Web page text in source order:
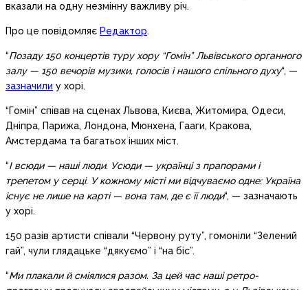
вказали на одну незмінну важливу річ.
Про це повідомляє Редактор.
“Позаду 150 концертів туру хору “Гомін” Львівського органного
залу — 150 вечорів музики, голосів і нашого спільного духу“, —
зазначили у хорі.
“Гомін” співав на сценах Львова, Києва, Житомира, Одеси,
Дніпра, Парижа, Лондона, Мюнхена, Гааги, Кракова,
Амстердама та багатьох інших міст.
“І всюди — наші люди. Усюди — українці з прапорами і
трепетом у серці. У кожному місті ми відчуваємо одне: Україна
існує не лише на карті — вона там, де є її люди“, — зазначають
у хорі.
150 разів артисти співали “Червону руту”, гомоніли “Зелений
гай”, чули глядацьке “дякуємо” і “на біс”.
“Ми плакали й сміялися разом. За цей час наші ретро-